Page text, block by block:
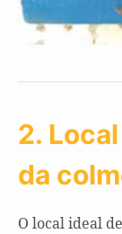
2.
da
O local ideal